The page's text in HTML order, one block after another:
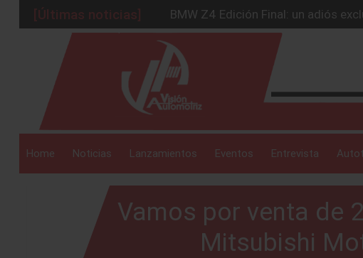
[Últimas noticias]
Ford Edge Híbrida: la SUV que
Ventas se estabilizan: INEGI
Será 2026, año de evolución
Chirey lanzará su primera pick-up en
Home Noticias Lanzamientos Eventos Entrevista
Vamos por venta de
Mitsubishi